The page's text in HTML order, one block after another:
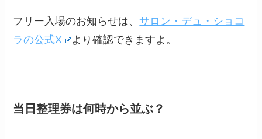
フリー入場のお知らせは、サロン・デュ・ショコ
ラの公式X
より確認できますよ。
当日整理券は何時から並ぶ？